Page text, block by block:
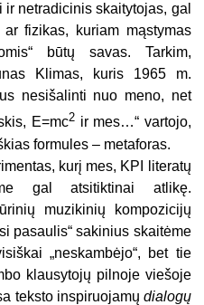
netradicinis skaitytojas, gal
fizikas, kuriam mąstymas
būtų savas. Tarkim,
Klimas, kuris 1965 m.
nesišalinti nuo meno, net
E=mc2 ir mes…“ vartojo,
formules – metaforas.
kurį mes, KPI literatų
gal atsitiktinai atlikę.
muzikinių kompozicijų
pasaulis“ sakinius skaitėme
„neskambėjo“, bet tie
klausytojų pilnoje viešoje
teksto inspiruojamų dialogų